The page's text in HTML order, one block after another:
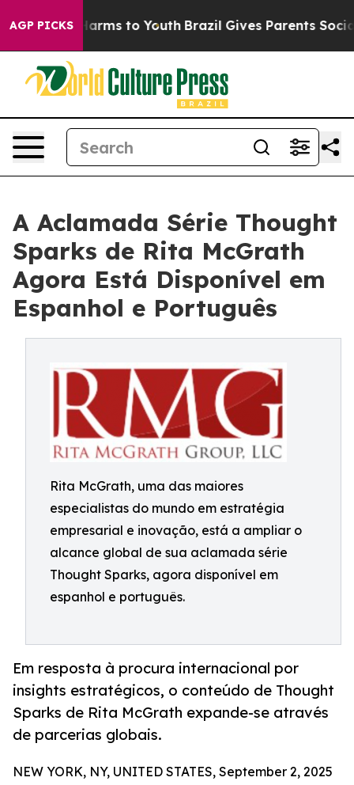
AGP PICKSHarms to Youth Brazil Gives Parents Social
A Aclamada Série Thought
Sparks de Rita McGrath
Agora Está Disponível em
Espanhol e Português
Rita McGrath, uma das maiores
especialistas do mundo em estratégia
empresarial e inovação, está a ampliar o
alcance global de sua aclamada série
Thought Sparks, agora disponível em
espanhol e português.
Em resposta à procura internacional por
insights estratégicos, o conteúdo de Thought
Sparks de Rita McGrath expande-se através
de parcerias globais.
NEW YORK, NY, UNITED STATES, September 2, 2025